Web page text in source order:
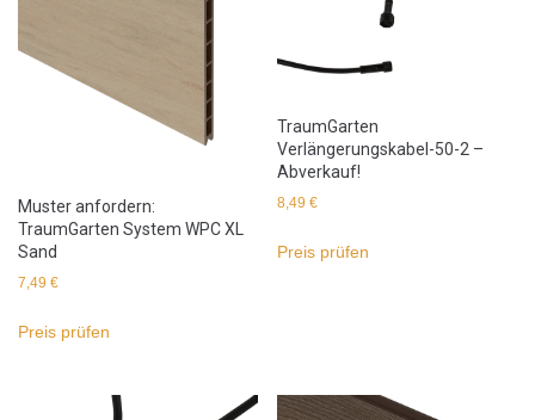
Muster anfordern:
TraumGarten System WPC XL
Sand
7,49 €
Preis prüfen
TraumGarten
Verlängerungskabel-50-2 –
Abverkauf!
8,49€
Preis prüfen